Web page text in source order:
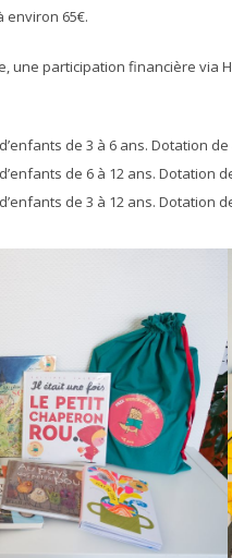
environ 65€.
une participation financière via
de 3 à 6 ans. Dotation
de 6 à 12 ans. Dotation
de 3 à 12 ans. Dotation